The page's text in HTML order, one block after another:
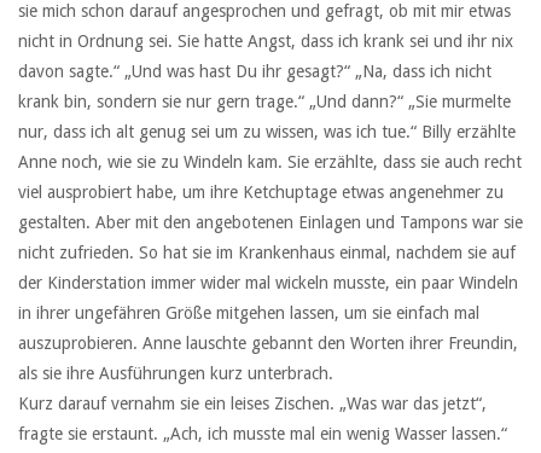
sie mich schon darauf angesprochen und gefragt, ob mit mir etwas
nicht in Ordnung sei. Sie hatte Angst, dass ich krank sei und ihr nix
davon sagte.“ „Und was hast Du ihr gesagt?“ „Na, dass ich nicht
krank bin, sondern sie nur gern trage.“ „Und dann?“ „Sie murmelte
nur, dass ich alt genug sei um zu wissen, was ich tue.“ Billy erzählte
Anne noch, wie sie zu Windeln kam. Sie erzählte, dass sie auch recht
viel ausprobiert habe, um ihre Ketchuptage etwas angenehmer zu
gestalten. Aber mit den angebotenen Einlagen und Tampons war sie
nicht zufrieden. So hat sie im Krankenhaus einmal, nachdem sie auf
der Kinderstation immer wider mal wickeln musste, ein paar Windeln
in ihrer ungefähren Größe mitgehen lassen, um sie einfach mal
auszuprobieren. Anne lauschte gebannt den Worten ihrer Freundin,
als sie ihre Ausführungen kurz unterbrach.
Kurz darauf vernahm sie ein leises Zischen. „Was war das jetzt“,
fragte sie erstaunt. „Ach, ich musste mal ein wenig Wasser lassen.“